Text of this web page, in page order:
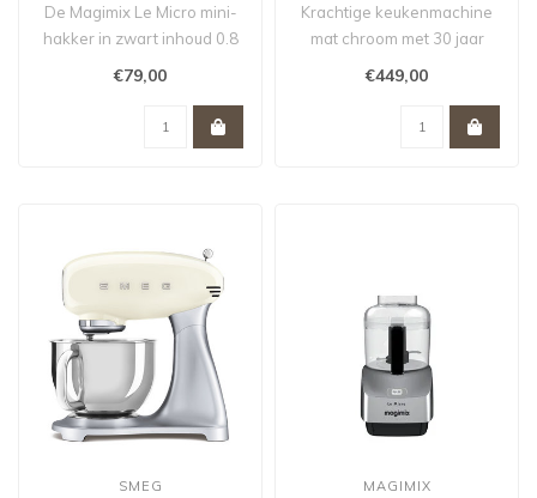
De Magimix Le Micro mini-
hakker in zwart inhoud 0.8
€79,00
Krachtige keukenmachine
mat chroom met 30 jaar
€449,00
SMEG MAGIMIX